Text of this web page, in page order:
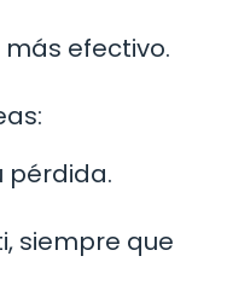
más efectivo.
pérdida.
siempre que